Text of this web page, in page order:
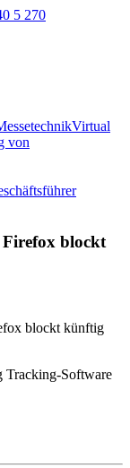
5 270
Virtual
von
Firefox blockt
blockt künftig
Tracking-Software